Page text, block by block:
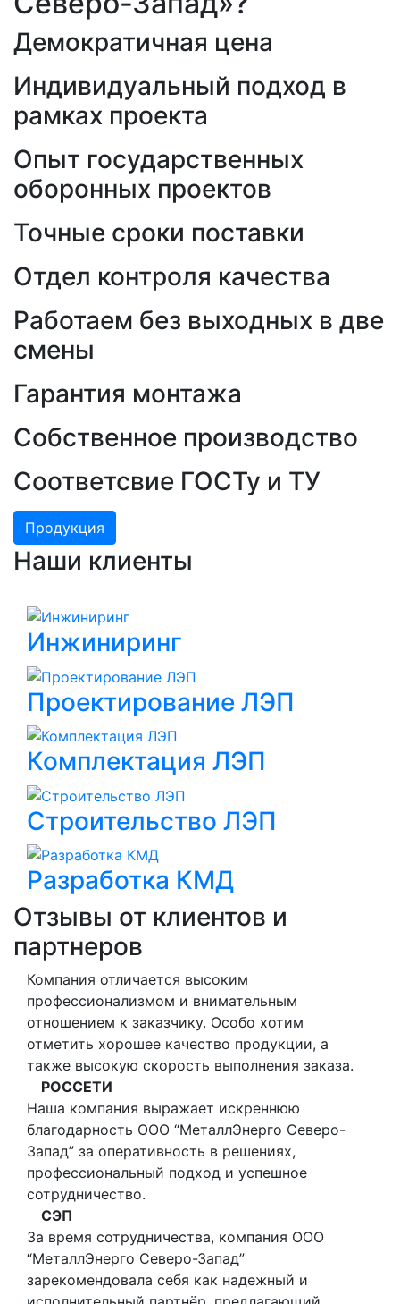
Демократичная цена
Индивидуальный подход в
рамках проекта
Опыт государственных
оборонных проектов
Точные сроки поставки
Отдел контроля качества
Работаем без выходных в две
смены
Гарантия монтажа
Собственное производство
Соответсвие ГОСТу и ТУ
Продукция
Наши клиенты
Инжиниринг
Проектирование ЛЭП
Комплектация ЛЭП
Строительство ЛЭП
Разработка КМД
Отзывы от клиентов и
партнеров
Компания отличается высоким
профессионализмом и внимательным
отношением к заказчику. Особо хотим
отметить хорошее качество продукции, а
также высокую скорость выполнения заказа.
РОССЕТИ
Наша компания выражает искреннюю
благодарность ООО “МеталлЭнерго Северо-
Запад” за оперативность в решениях,
профессиональный подход и успешное
сотрудничество.
СЭП
За время сотрудничества, компания ООО
“МеталлЭнерго Северо-Запад”
зарекомендовала себя как надежный и